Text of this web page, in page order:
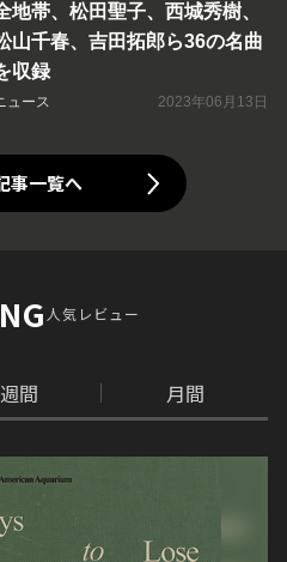
地帯、松田聖子、西城秀樹、
山千春、吉田拓郎ら36の名曲
収録
ュース 2023年06月13日
事一覧へ
人気レビュー
週間 月間